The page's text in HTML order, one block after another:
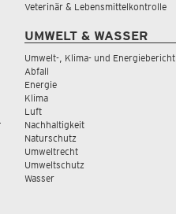
Veterinär & Lebensmittelkontrolle
UMWELT & WASSER
Umwelt-, Klima- und Energiebericht
Abfall
Energie
Klima
Luft
Nachhaltigkeit
Naturschutz
Umweltrecht
Umweltschutz
Wasser